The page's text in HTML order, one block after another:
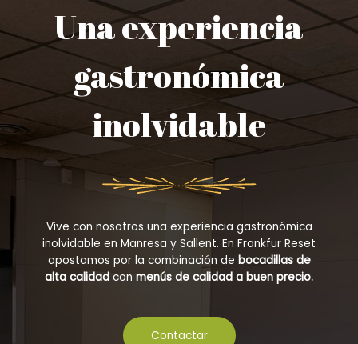
Una experiencia
gastronómica
inolvidable
Vive con nosotros una experiencia gastronómica
inolvidable en Manresa y Sallent. En Frankfur Reset
apostamos por la combinación de bocadillas de
alta calidad con menús de calidad a buen precio.
Contactar